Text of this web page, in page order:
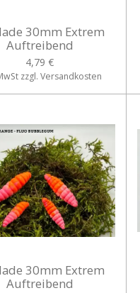
30mm Extrem
Auftreibend
4,79 €
zzgl. Versandkosten
30mm Extrem
Auftreibend